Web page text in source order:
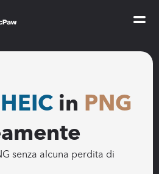
HEIC in PNG
senza alcuna perdita di